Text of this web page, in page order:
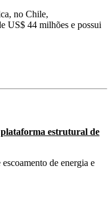
no Chile,
US$ 44 milhões e possui
plataforma estrutural de
de energia e